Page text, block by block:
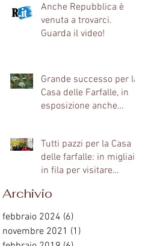
Anche Repubblica è
venuta a trovarci.
Guarda il video!
Grande successo per la
Casa delle Farfalle, in
esposizione anche
Tutti pazzi per la Casa
delle farfalle: in migliaia
in fila per visitare
Archivio
febbraio 2024 (6)
novembre 2021 (1)